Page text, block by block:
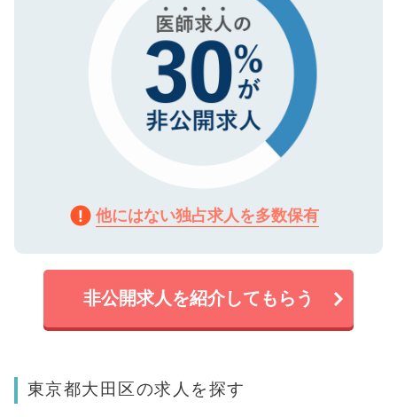
他にはない独占求人を多数保有
非公開求人を紹介してもらう
東京都大田区の求人を探す